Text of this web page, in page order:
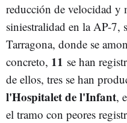
reducción de velocidad y
siniestralidad en la AP-7,
Tarragona, donde se
concreto, 11 se han
de ellos, tres se han
l'Hospitalet de l'Infant,
el tramo con peores